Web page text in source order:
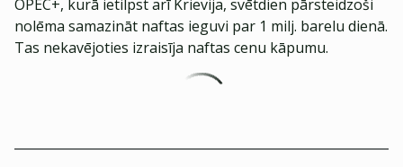
OPEC+, kurā ietilpst arī Krievija, svētdien pārsteidzoši
nolēma samazināt naftas ieguvi par 1 milj. barelu dienā.
Tas nekavējoties izraisīja naftas cenu kāpumu.